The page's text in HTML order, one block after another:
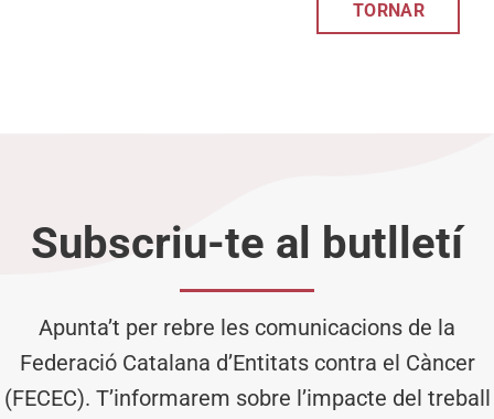
TORNAR
Subscriu-te al butlletí
Apunta’t per rebre les comunicacions de la
Federació Catalana d’Entitats contra el Càncer
(FECEC). T’informarem sobre l’impacte del treball